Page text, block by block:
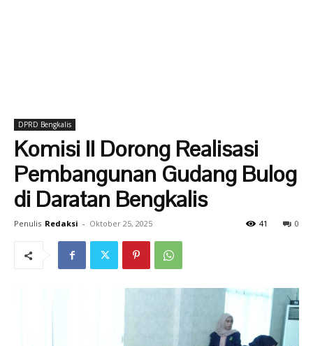
DPRD Bengkalis
Komisi II Dorong Realisasi
Pembangunan Gudang Bulog
di Daratan Bengkalis
Penulis Redaksi - Oktober 25, 2025 0
41